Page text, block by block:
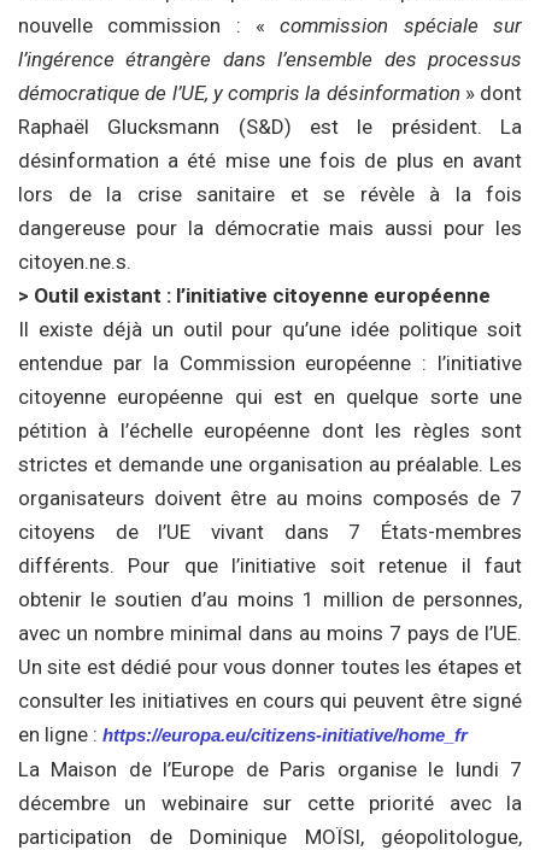
nouvelle commission : «commission spéciale sur
l’ingérence étrangère dans l’ensemble des processus
démocratique de l’UE, y compris la désinformation » dont
Raphaël Glucksmann (S&D) est le président. La
désinformation a été mise une fois de plus en avant
lors de la crise sanitaire et se révèle à la fois
dangereuse pour la démocratie mais aussi pour les
citoyen.ne.s.
> Outil existant : l’initiative citoyenne européenne
Il existe déjà un outil pour qu’une idée politique soit
entendue par la Commission européenne : l’initiative
citoyenne européenne qui est en quelque sorte une
pétition à l’échelle européenne dont les règles sont
strictes et demande une organisation au préalable. Les
organisateurs doivent être au moins composés de 7
citoyens de l’UE vivant dans 7 États-membres
différents. Pour que l’initiative soit retenue il faut
obtenir le soutien d’au moins 1 million de personnes,
avec un nombre minimal dans au moins 7 pays de l’UE.
Un site est dédié pour vous donner toutes les étapes et
consulter les initiatives en cours qui peuvent être signé
en ligne : https://europa.eu/citizens-initiative/home_fr
La Maison de l’Europe de Paris organise le lundi 7
décembre un webinaire sur cette priorité avec la
participation de Dominique MOÏSI, géopolitologue,